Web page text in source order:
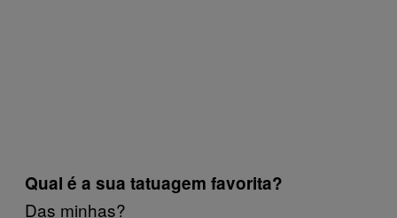
Qual é a sua tatuagem favorita?
Das minhas?